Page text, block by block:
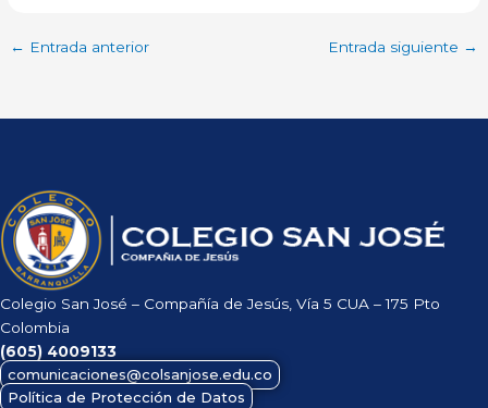
← Entrada anterior Entrada siguiente →
Colegio San José – Compañía de Jesús, Vía 5 CUA – 175 Pto
Colombia
(605) 4009133
comunicaciones@colsanjose.edu.co
Política de Protección de Datos